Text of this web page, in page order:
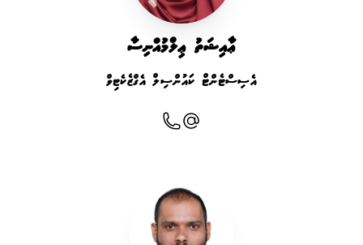
ޢާއިޝަތު ޢިލްމުއްނިސާ
އެސިސްޓެންޓް ކައުންސިލް އެގްޒެކެޓިވް